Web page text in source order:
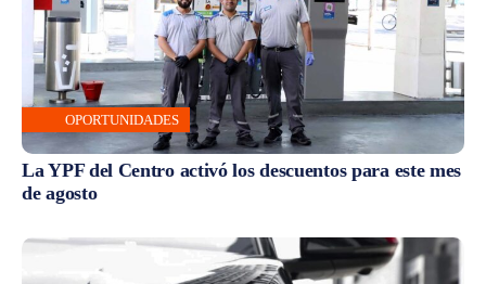
OPORTUNIDADES
La YPF del Centro activó los descuentos para este mes
de agosto